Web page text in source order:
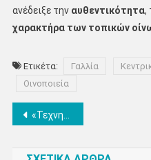
ανέδειξε την αυθεντικότητα,
χαρακτήρα των τοπικών
Ετικέτα: Γαλλία
Οινοποιεία
Πλοήγηση
«Τεχνητή Νοημοσύνη & Σύγχρονες Τεχνικές Μάρκετινγκ: Το μέλλον της επιχείρησής σου» – Εκδήλωση από το Επιμελητήριο Πιερίας